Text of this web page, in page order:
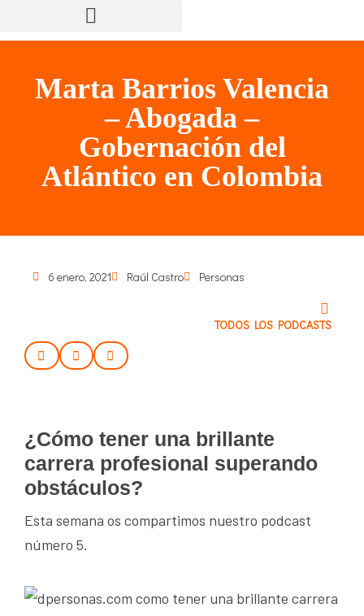
Marta Barrios Valencia
– Abogada –
Gobernación del
Atlántico en Colombia
6 enero, 2021 Raúl Castro Personas
TODOS LOS PODCASTS
¿Cómo tener una brillante
carrera profesional superando
obstáculos?
Esta semana os compartimos nuestro podcast
número 5.